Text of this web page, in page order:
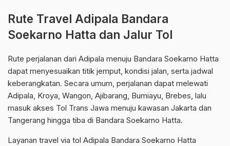
Rute Travel Adipala Bandara
Soekarno Hatta dan Jalur Tol
Rute perjalanan dari Adipala menuju Bandara Soekarno Hatta
dapat menyesuaikan titik jemput, kondisi jalan, serta jadwal
keberangkatan. Secara umum, perjalanan dapat melewati
Adipala, Kroya, Wangon, Ajibarang, Bumiayu, Brebes, lalu
masuk akses Tol Trans Jawa menuju kawasan Jakarta dan
Tangerang hingga tiba di Bandara Soekarno Hatta.
Layanan travel via tol Adipala Bandara Soekarno Hatta